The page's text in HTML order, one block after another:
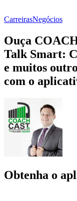
CarreirasNegócios
Ouça
Talk Smart:
e muitos
com o
Obtenha o